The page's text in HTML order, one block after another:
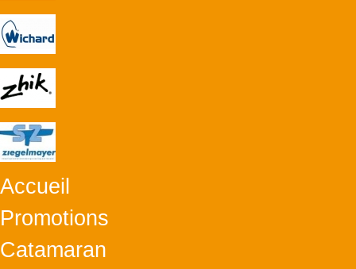
Accueil
Promotions
Catamaran